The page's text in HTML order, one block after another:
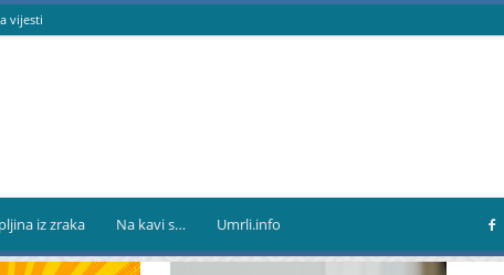
vijesti
iz zraka Na kavi s… Umrli.info